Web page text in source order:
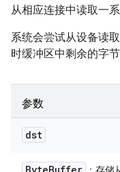
从相应连接中读取一
系统会尝试从设备读
时缓冲区中剩余的字
参数
dst